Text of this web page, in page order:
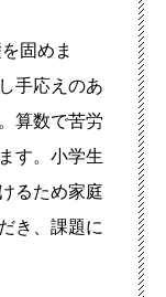
を固めま
手応えのあ
算数で苦労
す。小学生
るため家庭
き、課題に